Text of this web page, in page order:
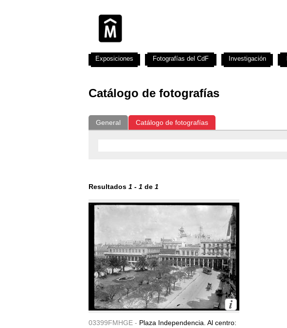
Catálogo de fotografías
General Catálogo de fotografías
Resultados 1 - 1 de 1
03399FMHGE - Plaza Independencia. Al centro:
Exposiciones Fotografías del CdF Investigación